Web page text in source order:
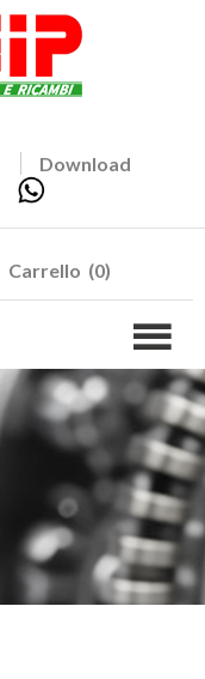
Download
Carrello (0)